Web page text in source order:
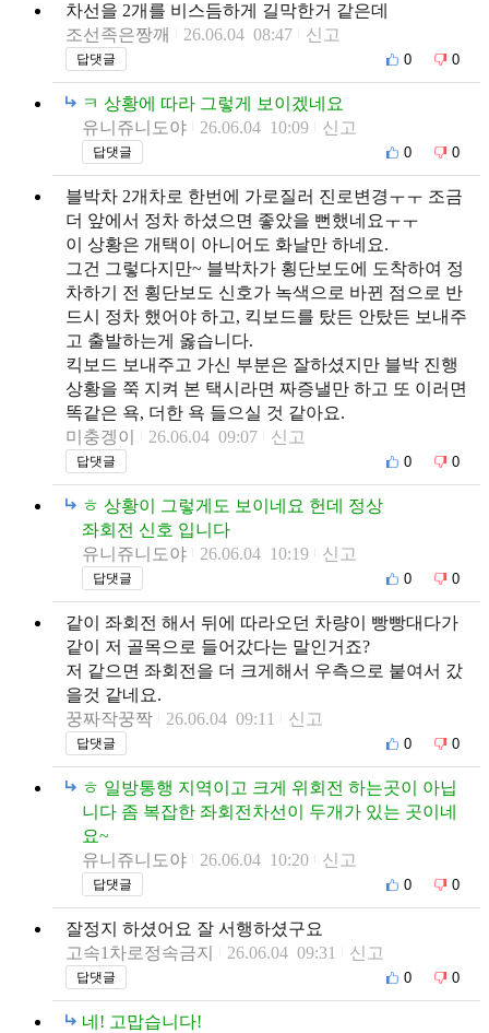
차선을 2개를 비스듬하게 길막한거 같은데
조선족은짱깨
26.06.04 08:47 신고
답댓글 0 0
ㅋ 상황에 따라 그렇게 보이겠네요
유니쥬니도야
26.06.04 10:09 신고
답댓글 0 0
블박차 2개차로 한번에 가로질러 진로변경ㅜㅜ 조금
더 앞에서 정차 하셨으면 좋았을 뻔했네요ㅜㅜ
이 상황은 개택이 아니어도 화날만 하네요.
그건 그렇다지만~ 블박차가 횡단보도에 도착하여 정
차하기 전 횡단보도 신호가 녹색으로 바뀐 점으로 반
드시 정차 했어야 하고, 킥보드를 탔든 안탔든 보내주
고 출발하는게 옳습니다.
킥보드 보내주고 가신 부분은 잘하셨지만 블박 진행
상황을 쭉 지켜 본 택시라면 짜증낼만 하고 또 이러면
똑같은 욕, 더한 욕 들으실 것 같아요.
미충겡이
26.06.04 09:07 신고
답댓글 0 0
ㅎ 상황이 그렇게도 보이네요 헌데 정상
좌회전 신호 입니다
유니쥬니도야
26.06.04 10:19 신고
답댓글 0 0
같이 좌회전 해서 뒤에 따라오던 차량이 빵빵대다가
같이 저 골목으로 들어갔다는 말인거죠?
저 같으면 좌회전을 더 크게해서 우측으로 붙여서 갔
을것 같네요.
꿍짜작꿍짝
26.06.04 09:11 신고
답댓글 0 0
ㅎ 일방통행 지역이고 크게 위회전 하는곳이 아닙
니다 좀 복잡한 좌회전차선이 두개가 있는 곳이네
요~
유니쥬니도야
26.06.04 10:20 신고
답댓글 0 0
잘정지 하셨어요 잘 서행하셨구요
고속1차로정속금지
26.06.04 09:31 신고
답댓글 0 0
네! 고맙습니다!